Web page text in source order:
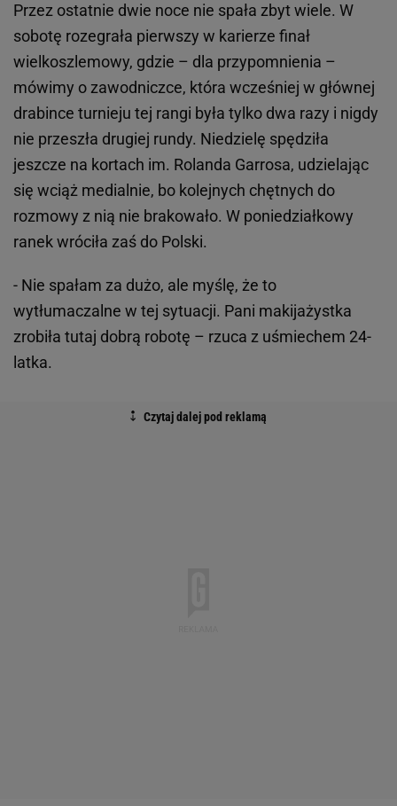
Przez ostatnie dwie noce nie spała zbyt wiele. W
sobotę rozegrała pierwszy w karierze finał
wielkoszlemowy, gdzie – dla przypomnienia –
mówimy o zawodniczce, która wcześniej w głównej
drabince turnieju tej rangi była tylko dwa razy i nigdy
nie przeszła drugiej rundy. Niedzielę spędziła
jeszcze na kortach im. Rolanda Garrosa, udzielając
się wciąż medialnie, bo kolejnych chętnych do
rozmowy z nią nie brakowało. W poniedziałkowy
ranek wróciła zaś do Polski.
- Nie spałam za dużo, ale myślę, że to
wytłumaczalne w tej sytuacji. Pani makijażystka
zrobiła tutaj dobrą robotę – rzuca z uśmiechem 24-
latka.